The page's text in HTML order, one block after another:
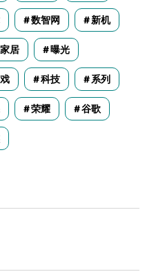
数智网 新机
居 曝光
科技 系列
荣耀 谷歌